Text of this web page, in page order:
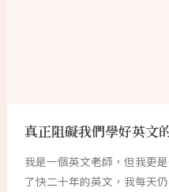
真正阻礙我們學好英文
我是一個英文老師，但我更
了快二十年的英文，我每天